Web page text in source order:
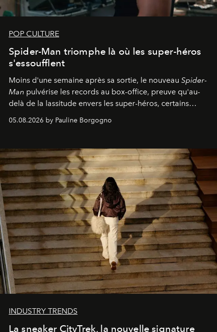
POP CULTURE
Spider-Man triomphe là où les super-héros
s'essoufflent
Moins d'une semaine après sa sortie, le nouveau Spider-
Man pulvérise les records au box-office, preuve qu'au-
delà de la lassitude envers les super-héros, certains
personnages continuent de susciter une ferveur intacte.
05.08.2026 by Pauline Borgogno
INDUSTRY TRENDS
La sneaker CityTrek, la nouvelle signature